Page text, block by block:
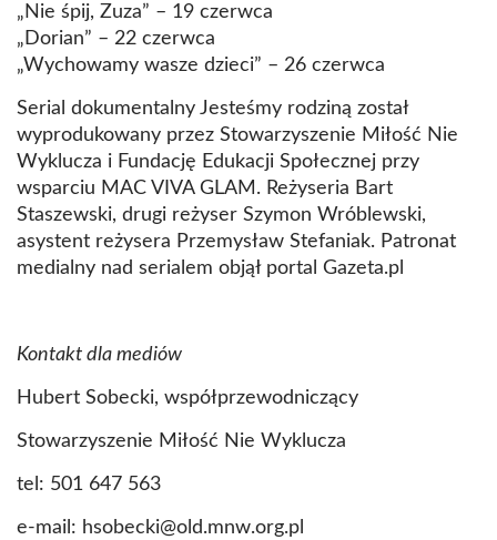
„Nie śpij, Zuza” – 19 czerwca
„Dorian” – 22 czerwca
„Wychowamy wasze dzieci” – 26 czerwca
Serial dokumentalny Jesteśmy rodziną został
wyprodukowany przez Stowarzyszenie Miłość Nie
Wyklucza i Fundację Edukacji Społecznej przy
wsparciu MAC VIVA GLAM. Reżyseria Bart
Staszewski, drugi reżyser Szymon Wróblewski,
asystent reżysera Przemysław Stefaniak. Patronat
medialny nad serialem objął portal Gazeta.pl
Kontakt dla mediów
Hubert Sobecki, współprzewodniczący
Stowarzyszenie Miłość Nie Wyklucza
tel: 501 647 563
e-mail: hsobecki@old.mnw.org.pl